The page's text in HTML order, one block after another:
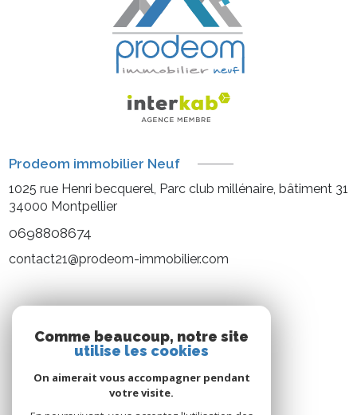
Prodeom immobilier Neuf
1025 rue Henri becquerel, Parc club millénaire, bâtiment 31
34000 Montpellier
0698808674
contact21@prodeom-immobilier.com
Nous suivre
Comme beaucoup, notre site
utilise les cookies
On aimerait vous accompagner pendant
votre visite.